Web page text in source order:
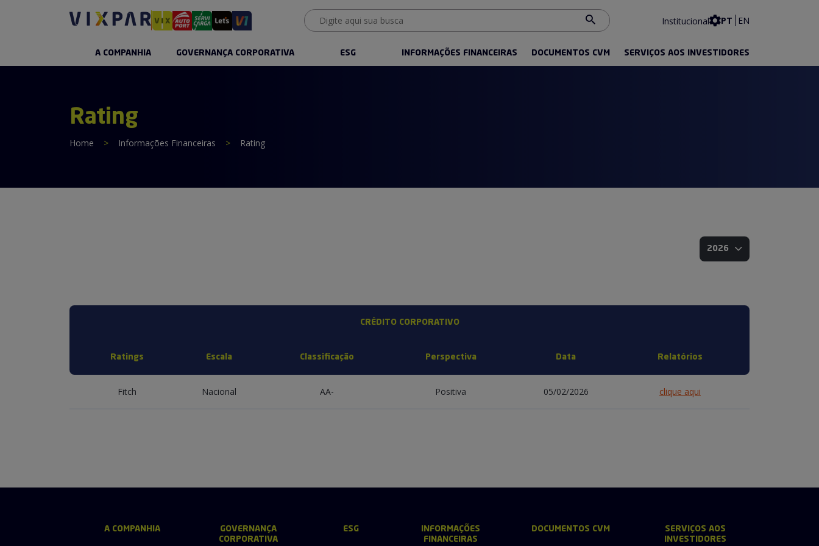
InstitucionalContraste
PT EN
A COMPANHIA GOVERNANÇA CORPORATIVA ESG INFORMAÇÕES FINANCEIRAS DOCUMENTOS CVM SERVIÇOS AOS INVESTIDORES
Rating
Home > Informações Financeiras > Rating
CRÉDITO CORPORATIVO
Ratings Escala Classificação Perspectiva Data Relatórios
Fitch Nacional AA- Positiva 05/02/2026 clique aqui
A COMPANHIA
GOVERNANÇA
CORPORATIVA
ESG
INFORMAÇÕES
FINANCEIRAS
DOCUMENTOS CVM
SERVIÇOS AOS
INVESTIDORES